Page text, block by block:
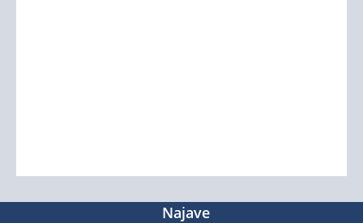
Najave